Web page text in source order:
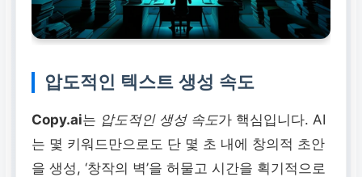
압도적인 텍스트 생성 속도
Copy.ai는 압도적인 생성 속도가 핵심입니다. AI
는 몇 키워드만으로도 단 몇 초 내에 창의적 초안
을 생성, ‘창작의 벽’을 허물고 시간을 획기적으로